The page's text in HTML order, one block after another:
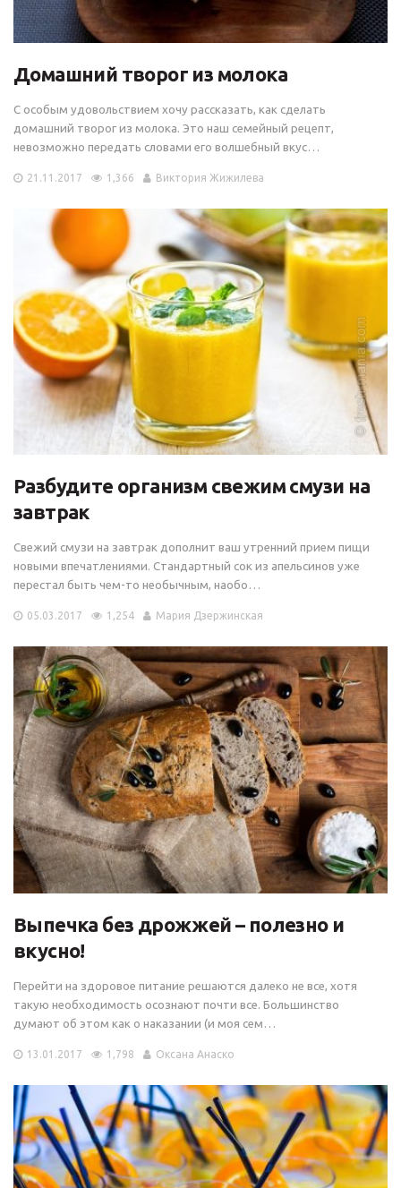
Домашний творог из молока
С особым удовольствием хочу рассказать, как сделать
домашний творог из молока. Это наш семейный рецепт,
невозможно передать словами его волшебный вкус…
21.11.2017 1,366 Виктория Жижилева
Разбудите организм свежим смузи на
завтрак
Свежий смузи на завтрак дополнит ваш утренний прием пищи
новыми впечатлениями. Стандартный сок из апельсинов уже
перестал быть чем-то необычным, наобо…
05.03.2017 1,254 Мария Дзержинская
Выпечка без дрожжей – полезно и
вкусно!
Перейти на здоровое питание решаются далеко не все, хотя
такую необходимость осознают почти все. Большинство
думают об этом как о наказании (и моя сем…
13.01.2017 1,798 Оксана Анаско